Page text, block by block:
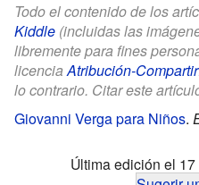
Todo el contenido de los
Kiddle (incluidas las
libremente para fines
licenciaAtribución-
lo contrario. Citar este
Giovanni Verga para Niños.
Última edición el